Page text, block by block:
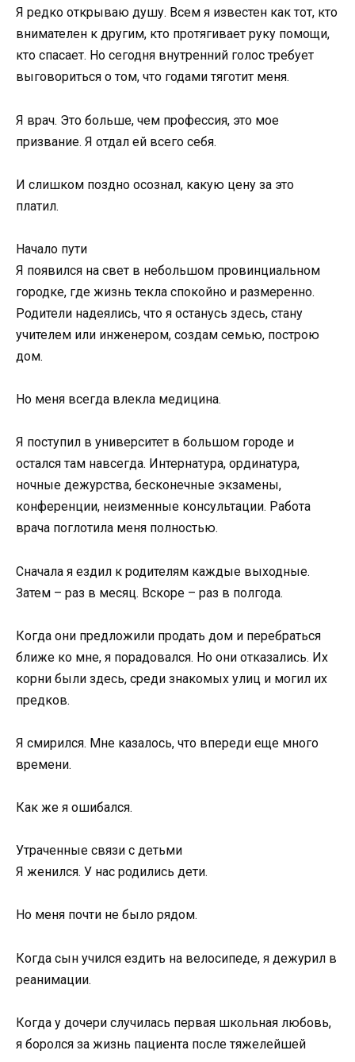
Я редко открываю душу. Всем я известен как тот, кто
внимателен к другим, кто протягивает руку помощи,
кто спасает. Но сегодня внутренний голос требует
выговориться о том, что годами тяготит меня.
Я врач. Это больше, чем профессия, это мое
призвание. Я отдал ей всего себя.
И слишком поздно осознал, какую цену за это
платил.
Начало пути
Я появился на свет в небольшом провинциальном
городке, где жизнь текла спокойно и размеренно.
Родители надеялись, что я останусь здесь, стану
учителем или инженером, создам семью, построю
дом.
Но меня всегда влекла медицина.
Я поступил в университет в большом городе и
остался там навсегда. Интернатура, ординатура,
ночные дежурства, бесконечные экзамены,
конференции, неизменные консультации. Работа
врача поглотила меня полностью.
Сначала я ездил к родителям каждые выходные.
Затем – раз в месяц. Вскоре – раз в полгода.
Когда они предложили продать дом и перебраться
ближе ко мне, я порадовался. Но они отказались. Их
корни были здесь, среди знакомых улиц и могил их
предков.
Я смирился. Мне казалось, что впереди еще много
времени.
Как же я ошибался.
Утраченные связи с детьми
Я женился. У нас родились дети.
Но меня почти не было рядом.
Когда сын учился ездить на велосипеде, я дежурил в
реанимации.
Когда у дочери случилась первая школьная любовь,
я боролся за жизнь пациента после тяжелейшей